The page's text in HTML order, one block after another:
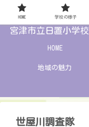
宮津市立日置小学校
HOME
地域の魅力
世屋川調査隊
HOME 学校の様子